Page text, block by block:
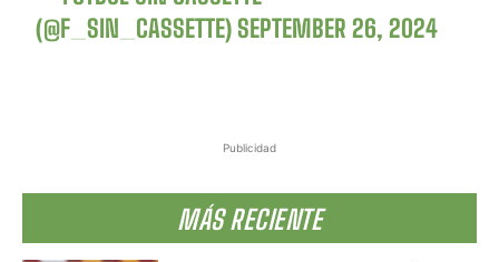
Publicidad
MÁS RECIENTE
(@F_SIN_CASSETTE)SEPTEMBER 26, 2024